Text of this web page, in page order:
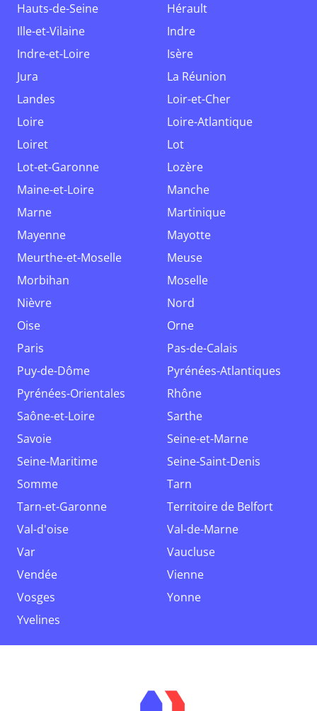
Hauts-de-Seine
Hérault
Ille-et-Vilaine
Indre
Indre-et-Loire
Isère
Jura
La Réunion
Landes
Loir-et-Cher
Loire
Loire-Atlantique
Loiret
Lot
Lot-et-Garonne
Lozère
Maine-et-Loire
Manche
Marne
Martinique
Mayenne
Mayotte
Meurthe-et-Moselle
Meuse
Morbihan
Moselle
Nièvre
Nord
Oise
Orne
Paris
Pas-de-Calais
Puy-de-Dôme
Pyrénées-Atlantiques
Pyrénées-Orientales
Rhône
Saône-et-Loire
Sarthe
Savoie
Seine-et-Marne
Seine-Maritime
Seine-Saint-Denis
Somme
Tarn
Tarn-et-Garonne
Territoire de Belfort
Val-d'oise
Val-de-Marne
Var
Vaucluse
Vendée
Vienne
Vosges
Yonne
Yvelines